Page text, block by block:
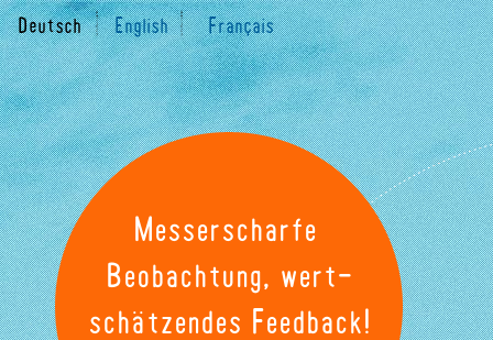
Deutsch English Français
Messerscharfe
Beobachtung, wert-
schätzendes Feedback!